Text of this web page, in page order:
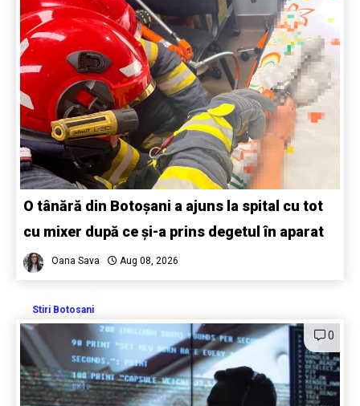
O tânără din Botoșani a ajuns la spital cu tot
cu mixer după ce și-a prins degetul în aparat
Oana Sava Aug 08, 2026
Stiri Botosani
0